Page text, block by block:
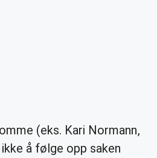
(eks. Kari Normann,
å følge opp saken